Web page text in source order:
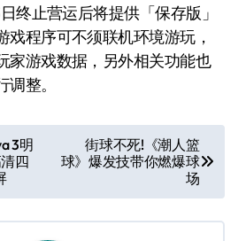
止营运后将提供「保存版」
戏程序可不须联机环境游玩，
家游戏数据，另外相关功能也
整。
3明
四
街球不死!《潮人篮
球》爆发技带你燃爆球
场